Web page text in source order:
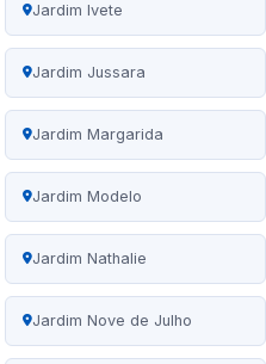
Jardim Ivete
Jardim Jussara
Jardim Margarida
Jardim Modelo
Jardim Nathalie
Jardim Nove de Julho